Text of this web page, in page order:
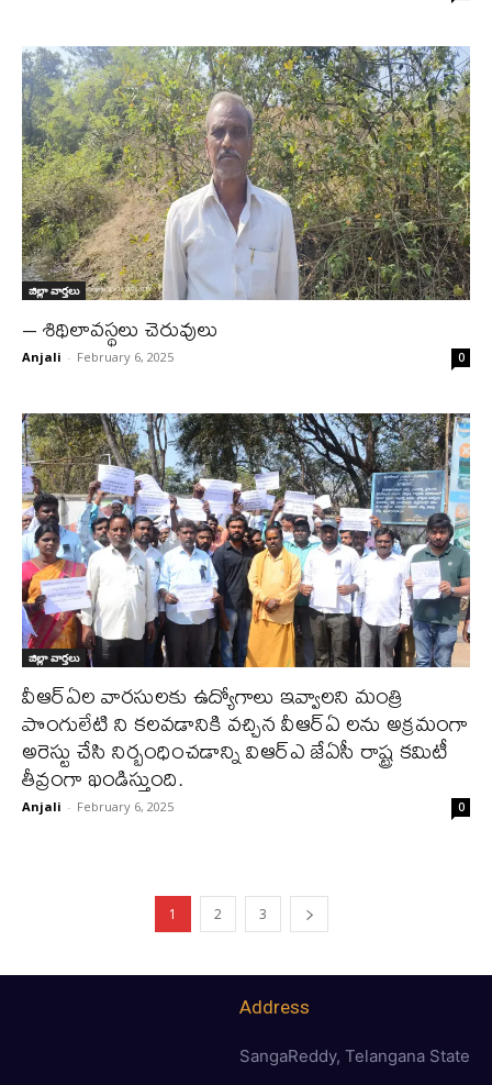
జిల్లా వార్త‌లు
– శిథిలావస్థలు చెరువులు
Anjali - February 6, 2025 0
జిల్లా వార్త‌లు
వీఆర్ఏల వారసులకు ఉద్యోగాలు ఇవ్వాలని మంత్రి
పొంగులేటి ని కలవడానికి వచ్చిన వీఆర్ఏ లను అక్రమంగా
అరెస్టు చేసి నిర్బంధించడాన్ని విఆర్ఎ జేఏసీ రాష్ట్ర కమిటీ
తీవ్రంగా ఖండిస్తుంది.
Anjali - February 6, 2025 0
1 2 3
Address
SangaReddy, Telangana State